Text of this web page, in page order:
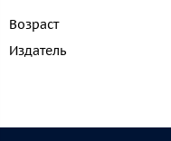
Возраст
Издатель